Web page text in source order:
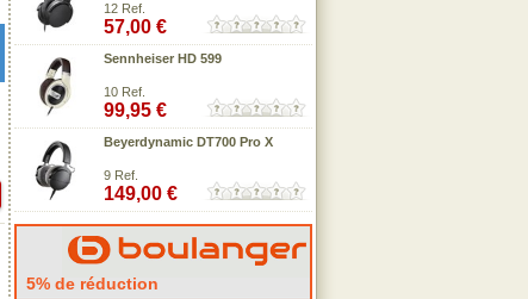
12 Ref.
57,00 €
Sennheiser HD 599
10 Ref.
99,95 €
Beyerdynamic DT700 Pro X
9 Ref.
149,00 €
5% de réduction